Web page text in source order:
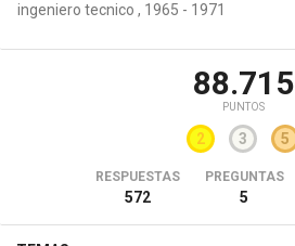
ingeniero tecnico , 1965 - 1971
88.715
PUNTOS
2 3 5
RESPUESTAS
572
PREGUNTAS
5